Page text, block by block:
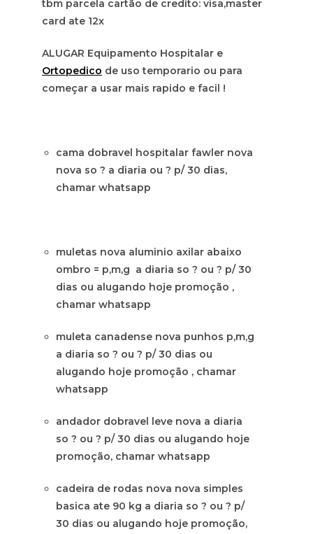
tbm parcela cartão de credito: visa,master
card ate 12x
ALUGAR Equipamento Hospitalar e
Ortopedico de uso temporario ou para
começar a usar mais rapido e facil !
cama dobravel hospitalar fawler nova
nova so ? a diaria ou ? p/ 30 dias,
chamar whatsapp
muletas nova aluminio axilar abaixo
ombro = p,m,g a diaria so ? ou ? p/ 30
dias ou alugando hoje promoção ,
chamar whatsapp
muleta canadense nova punhos p,m,g
a diaria so ? ou ? p/ 30 dias ou
alugando hoje promoção , chamar
whatsapp
andador dobravel leve nova a diaria
so ? ou ? p/ 30 dias ou alugando hoje
promoção, chamar whatsapp
cadeira de rodas nova nova simples
basica ate 90 kg a diaria so ? ou ? p/
30 dias ou alugando hoje promoção,